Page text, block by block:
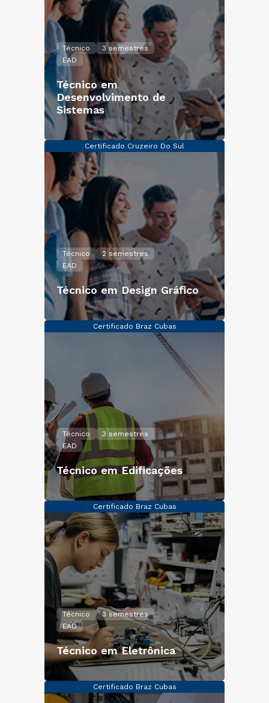
Técnico
3 semestres
EAD
Técnico em
Desenvolvimento de
Sistemas
Certificado Cruzeiro Do Sul
Técnico
2 semestres
EAD
Técnico em Design Gráfico
Certificado Braz Cubas
Técnico
3 semestres
EAD
Técnico em Edificações
Certificado Braz Cubas
Técnico
3 semestres
EAD
Técnico em Eletrônica
Certificado Braz Cubas